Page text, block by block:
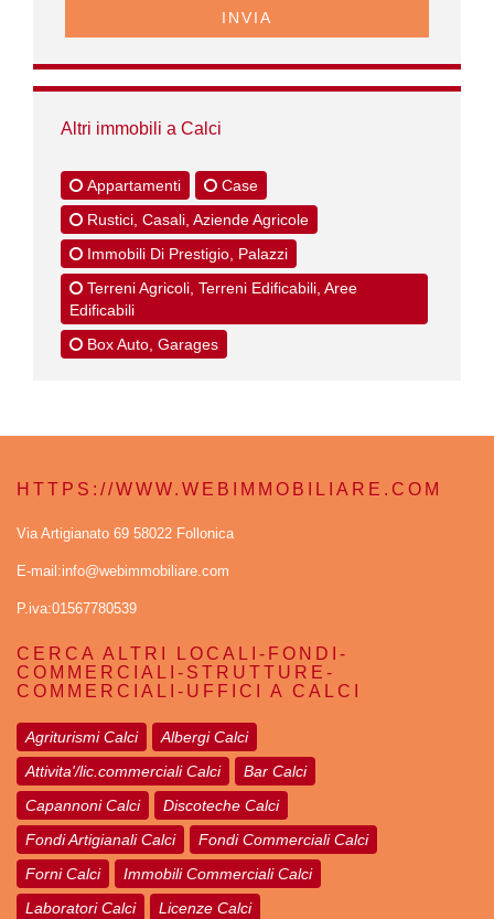
INVIA
Altri immobili a Calci
Appartamenti
Case
Rustici, Casali, Aziende Agricole
Immobili Di Prestigio, Palazzi
Terreni Agricoli, Terreni Edificabili, Aree
Edificabili
Box Auto, Garages
HTTPS://WWW.WEBIMMOBILIARE.COM
Via Artigianato 69 58022 Follonica
E-mail:info@webimmobiliare.com
P.iva:01567780539
CERCA ALTRI LOCALI-FONDI-
COMMERCIALI-STRUTTURE-
COMMERCIALI-UFFICI A CALCI
Agriturismi Calci
Albergi Calci
Attivita'/lic.commerciali Calci
Bar Calci
Capannoni Calci
Discoteche Calci
Fondi Artigianali Calci
Fondi Commerciali Calci
Forni Calci
Immobili Commerciali Calci
Laboratori Calci
Licenze Calci